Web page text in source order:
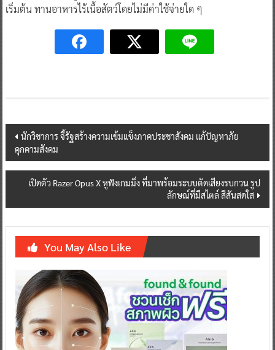
เริ่มต้น ทานอาหารไร้เนื้อสัตว์โดยไม่มีค่าใช้จ่ายใด ๆ
Post
navigation
นักวิชาการ จี้รัฐสร้างความเข้มแข็งภาคประชาสังคม แก้ปัญหาภัย
คุกคามสังคม
เปิดตัว Razer Opus X หูฟังเกมมิ่ง ที่มาพร้อมระบบตัดเสียงรบกวน รูป
ลักษณ์ที่มีสไตล์ สีสันสดใส
You May Also Like